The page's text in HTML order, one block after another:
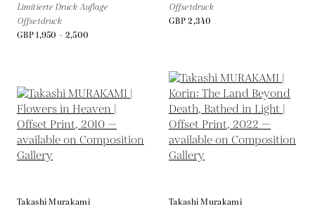
Limitierte Druck Auflage
Offsetdruck
GBP 1,950 - 2,500
Offsetdruck
GBP 2,340
Takashi Murakami
Takashi Murakami